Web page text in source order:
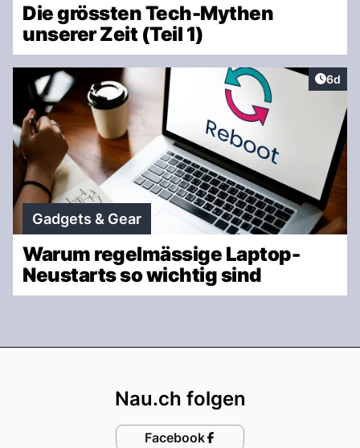
Die grössten Tech-Mythen
unserer Zeit (Teil 1)
6d
Gadgets & Gear
Warum regelmässige Laptop-
Neustarts so wichtig sind
Nau.ch folgen
Facebook